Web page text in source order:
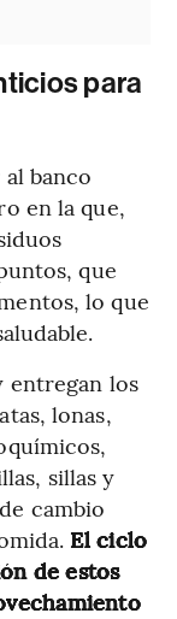
para
banco
en la que,
que
lo que
entregan los
lonas,
sillas y
cambio
El ciclo
de estos